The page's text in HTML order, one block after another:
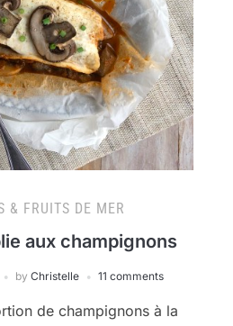
& FRUITS DE MER
aux champignons
by Christelle 11 comments
de champignons à la